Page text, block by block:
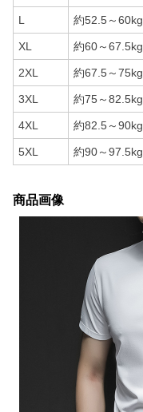
L 約52.5～60kg
XL 約60～67.5kg
2XL 約67.5～75kg
3XL 約75～82.5kg
4XL 約82.5～90kg
5XL 約90～97.5kg
商品画像